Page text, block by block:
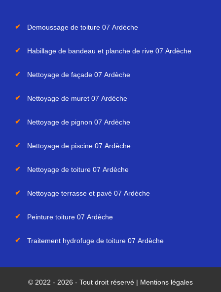
Demoussage de toiture 07 Ardèche
Habillage de bandeau et planche de rive 07 Ardèche
Nettoyage de façade 07 Ardèche
Nettoyage de muret 07 Ardèche
Nettoyage de pignon 07 Ardèche
Nettoyage de piscine 07 Ardèche
Nettoyage de toiture 07 Ardèche
Nettoyage terrasse et pavé 07 Ardèche
Peinture toiture 07 Ardèche
Traitement hydrofuge de toiture 07 Ardèche
© 2022 - 2026 - Tout droit réservé | Mentions légales